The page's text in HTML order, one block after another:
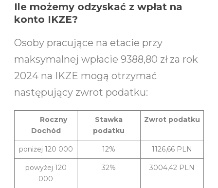
Ile możemy odzyskać z wpłat na
konto IKZE?
Osoby pracujące na etacie przy
maksymalnej wpłacie 9388,80 zł za rok
2024 na IKZE mogą otrzymać
następujący zwrot podatku:
Roczny
Dochód
Stawka
podatku
Zwrot podatku
poniżej 120 000 12% 1126,66 PLN
powyżej 120
000
32% 3004,42 PLN